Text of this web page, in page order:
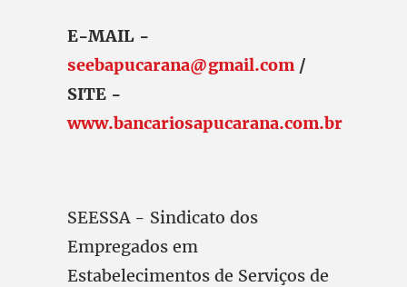
E-MAIL -
seebapucarana@gmail.com /
SITE -
www.bancariosapucarana.com.br
SEESSA - Sindicato dos
Empregados em
Estabelecimentos de Serviços de